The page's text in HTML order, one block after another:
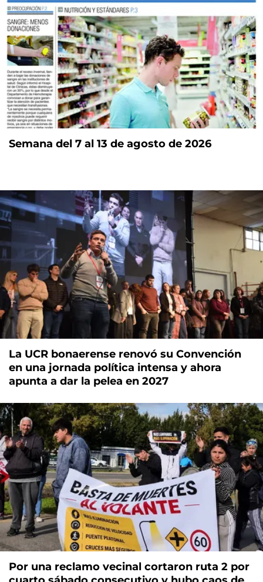
Semana del 7 al 13 de agosto de 2026
La UCR bonaerense renovó su Convención
en una jornada política intensa y ahora
apunta a dar la pelea en 2027
Por una reclamo vecinal cortaron ruta 2 por